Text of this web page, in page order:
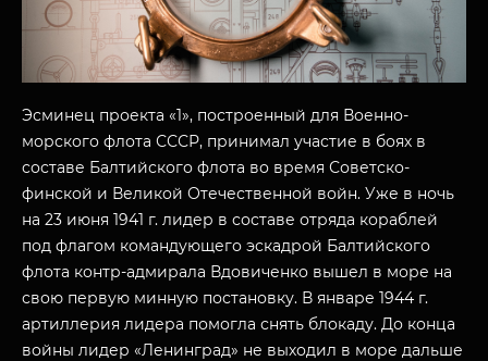
Эсминец проекта «1», построенный для Военно-
морского флота СССР, принимал участие в боях в
составе Балтийского флота во время Советско-
финской и Великой Отечественной войн. Уже в ночь
на 23 июня 1941 г. лидер в составе отряда кораблей
под флагом командующего эскадрой Балтийского
флота контр-адмирала Вдовиченко вышел в море на
свою первую минную постановку. В январе 1944 г.
артиллерия лидера помогла снять блокаду. До конца
войны лидер «Ленинград» не выходил в море дальше